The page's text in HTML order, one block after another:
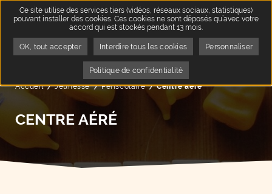
Accueil Jeunesse Périscolaire Page active :
Centre aéré
CENTRE AÉRÉ
Ce site utilise des services tiers (vidéos, réseaux sociaux, statistiques)
pouvant installer des cookies. Ces cookies ne sont déposés qu’avec votre
accord qui est stockés pendant 13 mois.
OK, tout accepter Interdire tous les cookies Personnaliser
Politique de confidentialité